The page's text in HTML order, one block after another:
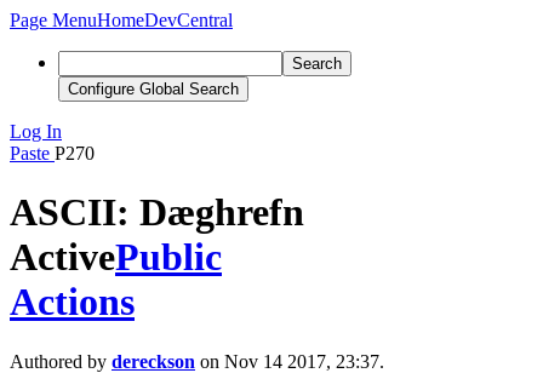
Page MenuHomeDevCentral
Search
Configure Global Search
Log In
Paste P270
ASCII: Dæghrefn
ActivePublic
Actions
Authored by dereckson on Nov 14 2017, 23:37.